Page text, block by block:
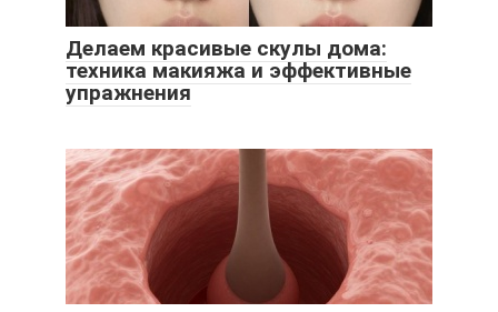
Делаем красивые скулы дома:
техника макияжа и эффективные
упражнения